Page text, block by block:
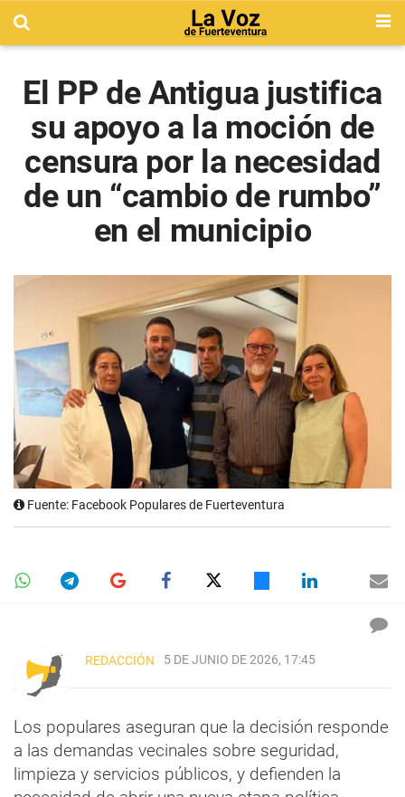
El PP de Antigua justifica
su apoyo a la moción de
censura por la necesidad
de un “cambio de rumbo”
en el municipio
Fuente: Facebook Populares de Fuerteventura
REDACCIÓN 5 DE JUNIO DE 2026, 17:45
Los populares aseguran que la decisión responde
a las demandas vecinales sobre seguridad,
limpieza y servicios públicos, y defienden la